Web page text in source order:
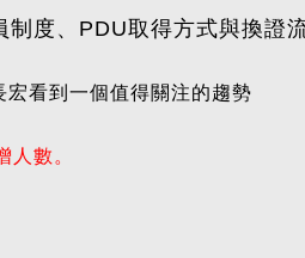
度、PDU取得方式與換證
看到一個值得關注的趨勢
人數。